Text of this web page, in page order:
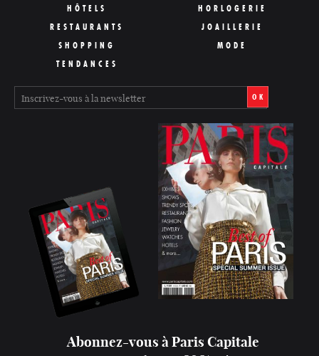
HÔTELS
RESTAURANTS
SHOPPING
TENDANCES
HORLOGERIE
JOAILLERIE
MODE
OK
Abonnez-vous à Paris Capitale